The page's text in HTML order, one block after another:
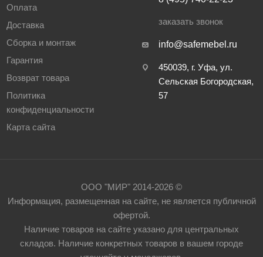
Оплата
Доставка
Сборка и монтаж
Гарантия
Возврат товара
Политика
конфиденциальности
Карта сайта
заказать звонок
info@safemebel.ru
450039, г. Уфа, ул.
Сельская Богородская,
57
ООО "МИР" 2014-2026 ©
Информация, размещенная на сайте, не является публичной
офертой.
Наличие товаров на сайте указано для центральных
складов. Наличие конкретных товаров в вашем городе